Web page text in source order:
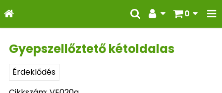
0
Gyepszellőztető kétoldalas
Érdeklődés